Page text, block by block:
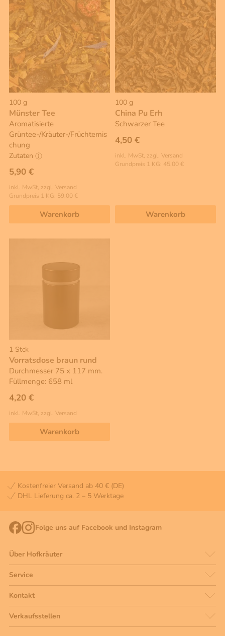
100 g
Münster Tee
Aromatisierte
Grüntee-/Kräuter-/Früchtemis
chung
Zutaten
5,90 €
inkl. MwSt, zzgl. Versand
Grundpreis 1 KG: 59,00 €
Warenkorb
100 g
China Pu Erh
Schwarzer Tee
4,50 €
inkl. MwSt, zzgl. Versand
Grundpreis 1 KG: 45,00 €
Warenkorb
1 Stck
Vorratsdose braun rund
Durchmesser 75 x 117 mm.
Füllmenge: 658 ml
4,20 €
inkl. MwSt, zzgl. Versand
Warenkorb
Kostenfreier Versand ab 40 € (DE)
DHL Lieferung ca. 2 – 5 Werktage
Folge uns auf Facebook und Instagram
Über Hofkräuter
Service
Kontakt
Verkaufsstellen